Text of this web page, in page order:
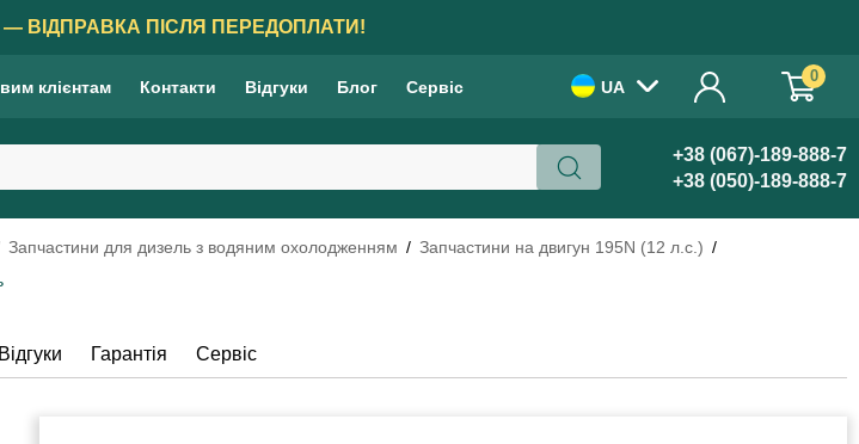
ВІДПРАВКА ПІСЛЯ ПЕРЕДОПЛАТИ!
клієнтам Контакти Відгуки Блог Сервіс UA
0
+38 (067)-189-888-7
+38 (050)-189-888-7
Запчастини для дизель з водяним охолодженням
Запчастини на двигун 195N (12 л.с.)
Відгуки Гарантія Сервіс